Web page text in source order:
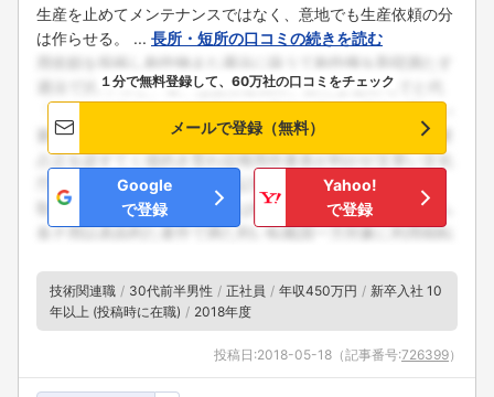
生産を止めてメンテナンスではなく、意地でも生産依頼の分
は作らせる。 ... 長所・短所の口コミの続きを読む
１分で無料登録して、60万社の口コミをチェック
メールで登録（無料）
Google
で登録
Yahoo!
で登録
技術関連職 30代前半男性 正社員 年収450万円
新卒入社 10
年以上 (投稿時に在職)
2018年度
投稿日:2018-05-18 （記事番号:726399）